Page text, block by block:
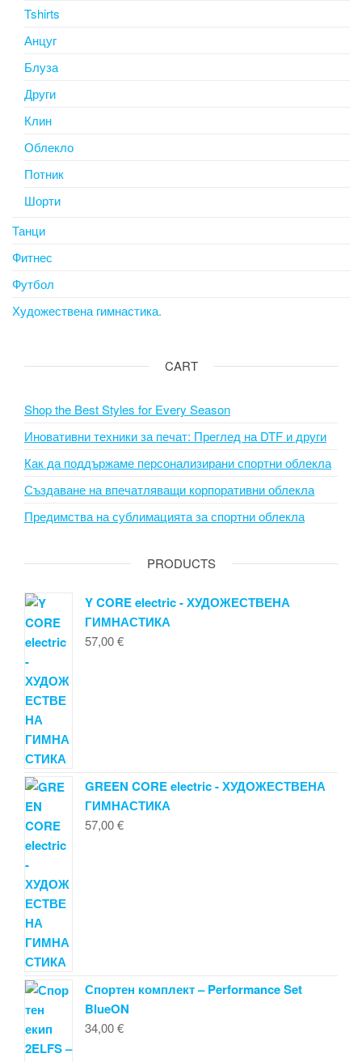
Tshirts
Анцуг
Блуза
Други
Клин
Облекло
Потник
Шорти
Танци
Фитнес
Футбол
Художествена гимнастика.
CART
Shop the Best Styles for Every Season
Иновативни техники за печат: Преглед на DTF и други
Как да поддържаме персонализирани спортни облекла
Създаване на впечатляващи корпоративни облекла
Предимства на сублимацията за спортни облекла
PRODUCTS
Y CORE electric - ХУДОЖЕСТВЕНА
ГИМНАСТИКА
57,00€
GREEN CORE electric - ХУДОЖЕСТВЕНА
ГИМНАСТИКА
57,00€
Спортен комплект – Performance Set
BlueON
34,00€